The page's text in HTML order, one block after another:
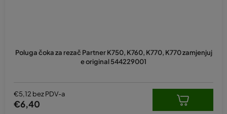
Poluga čoka za rezač Partner K750, K760, K770, K770 zamjenjuj
e original 544229001
€5,12 bez PDV-a
€6,40